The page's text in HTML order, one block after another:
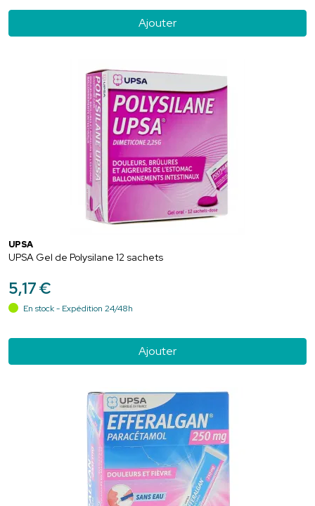
Ajouter
UPSA
UPSA Gel de Polysilane 12 sachets
5,17€
En stock - Expédition 24/48h
Ajouter